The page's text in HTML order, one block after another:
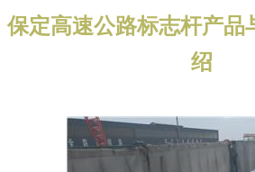
保定高速公路标志杆产品
绍